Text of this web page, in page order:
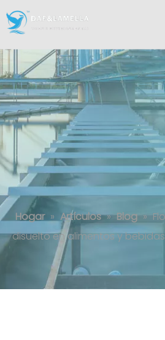
Flotación de aire
alimentos y bebidas
Hogar » Artículos » Blog »
disuelto en alimentos y